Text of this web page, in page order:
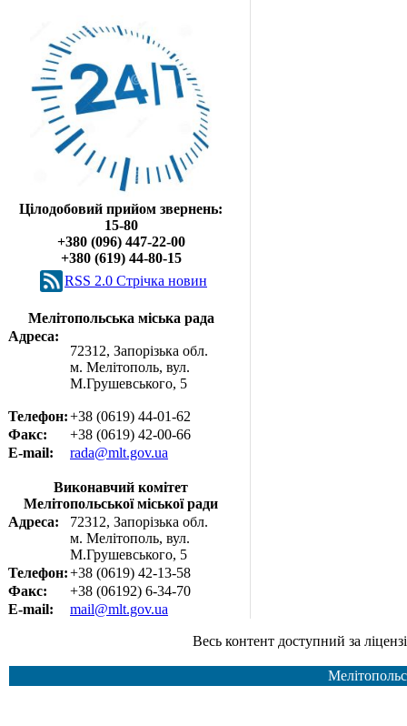
Цілодобовий прийом звернень:
15-80
+380 (096) 447-22-00
+380 (619) 44-80-15
RSS 2.0 Cтрічка новин
Мелітопольська міська рада
Адреса:
72312, Запорізька обл.
м. Мелітополь, вул.
М.Грушевського, 5
Телефон:+38 (0619) 44-01-62
Факс:
+38 (0619) 42-00-66
E-mail:
rada@mlt.gov.ua
Виконавчий комітет
Мелітопольської міської ради
Адреса:
72312, Запорізька обл.
м. Мелітополь, вул.
М.Грушевського, 5
Телефон:+38 (0619) 42-13-58
Факс:
+38 (06192) 6-34-70
E-mail:
mail@mlt.gov.ua
Весь контент доступний за ліцензією Creative